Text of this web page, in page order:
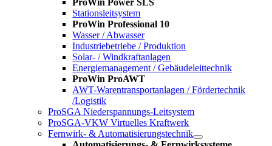
ProWin Power SLS
Stationsleitsystem
ProWin Professional 10
Wasser / Abwasser
Industriebetriebe / Produktion
Solar- / Windkraftanlagen
Energiemanagement / Gebäudeleittechnik
ProWin ProAWT
AWT-Warentransportanlagen / Fördertechnik
/Logistik
ProSGA Niederspannungs-Leitsystem
ProSGA-VKW Virtuelles Kraftwerk
Fernwirk- & Automatisierungstechnik